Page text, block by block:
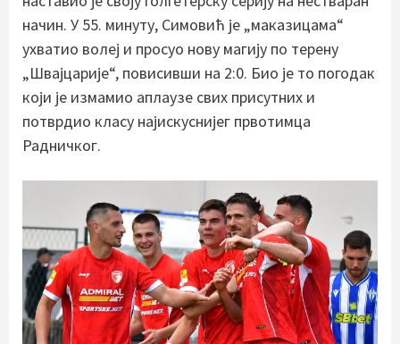
начин. У 55. минуту, Симовић је „маказицама“
ухватио волеј и просуо нову магију по терену
„Швајцарије“, повисивши на 2:0. Био је то погодак
који је измамио аплаузе свих присутних и
потврдио класу најискуснијег првотимца
Радничког.